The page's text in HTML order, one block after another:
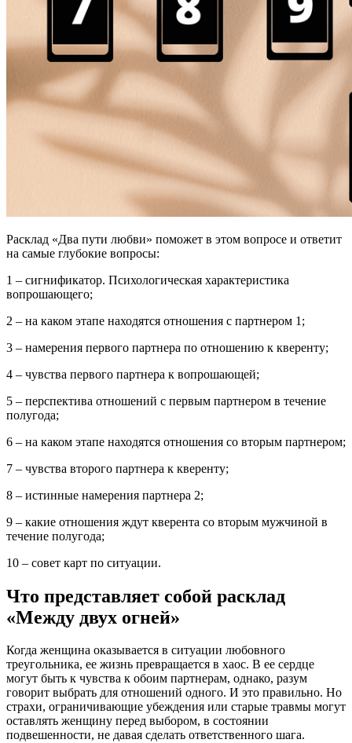
Расклад «Два пути любви» поможет в этом вопросе и ответит
на самые глубокие вопросы:
1 – сигнификатор. Психологическая характеристика
вопрошающего;
2 – на каком этапе находятся отношения с партнером 1;
3 – намерения первого партнера по отношению к кверенту;
4 – чувства первого партнера к вопрошающей;
5 – перспектива отношений с первым партнером в течение
полугода;
6 – на каком этапе находятся отношения со вторым партнером;
7 – чувства второго партнера к кверенту;
8 – истинные намерения партнера 2;
9 – какие отношения ждут кверента со вторым мужчиной в
течение полугода;
10 – совет карт по ситуации.
Что представляет собой расклад
«Между двух огней»
Когда женщина оказывается в ситуации любовного
треугольника, ее жизнь превращается в хаос. В ее сердце
могут быть к чувства к обоим партнерам, однако, разум
говорит выбрать для отношений одного. И это правильно. Но
страхи, ограничивающие убеждения или старые травмы могут
оставлять женщину перед выбором, в состоянии
подвешенности, не давая сделать ответственного шага.